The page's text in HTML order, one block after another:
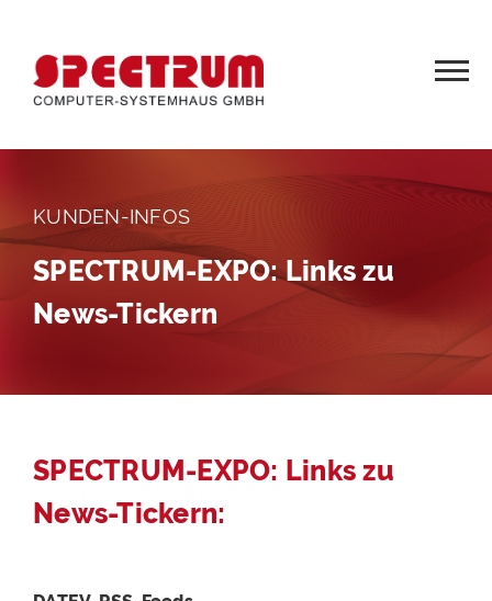
KUNDEN-INFOS
SPECTRUM-EXPO: Links zu
News-Tickern
SPECTRUM-EXPO: Links zu
News-Tickern: